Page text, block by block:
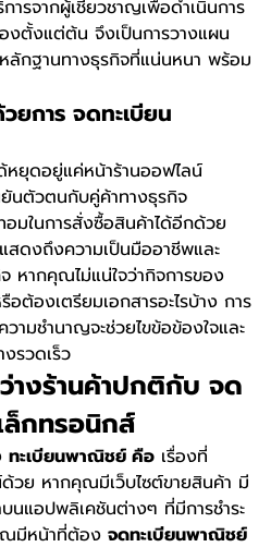
ารจากผู้เชี่ยวชาญเพื่อดำเนินการ
งตั้งแต่ต้น จึงเป็นการวางแผน
กฐานทางธุรกิจที่แน่นหนา พร้อม
ยการ จดทะเบียน
หยุดอยู่แค่หน้าร้านออฟไลน์
นตัวตนกับคู่ค้าทางธุรกิจ
มในการสั่งซื้อสินค้าได้อีกด้วย
ดงถึงความเป็นมืออาชีพและ
หากคุณไม่แน่ใจว่ากิจการของ
ต้องเตรียมเอกสารอะไรบ้าง การ
วามชำนาญจะช่วยไขข้อข้องใจและ
รวดเร็ว
างร้านค้าปกติกับ จด
กทรอนิกส์
ทะเบียนพาณิชย์ คือ เรื่องที่
วย หากคุณมีเว็บไซต์ขายสินค้า มี
นแอปพลิเคชันต่างๆ ที่มีการชำระ
ณมีหน้าที่ต้อง จดทะเบียนพาณิชย์